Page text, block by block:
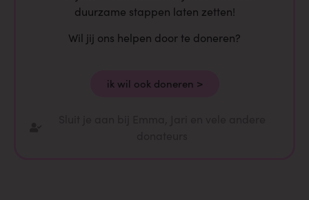
duurzame stappen laten zetten!
Wil jij ons helpen door te doneren?
ik wil ook doneren >